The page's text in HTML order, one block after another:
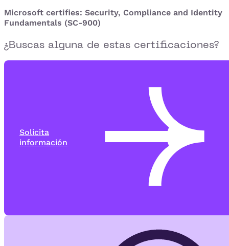
Microsoft certifies: Security, Compliance and Identity
Fundamentals (SC-900)
¿Buscas alguna de estas certificaciones?
Solicita
información